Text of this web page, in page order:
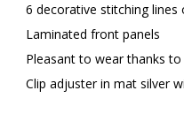
6 decorative stitching lines
Laminated front panels
Pleasant to wear thanks
Clip adjuster in mat silver